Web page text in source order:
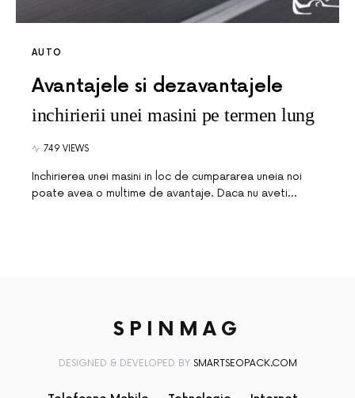
AUTO
Avantajele si dezavantajele
inchirierii unei masini pe termen lung
749 VIEWS
Inchirierea unei masini in loc de cumpararea uneia noi
poate avea o multime de avantaje. Daca nu aveti…
SPINMAG
DESIGNED & DEVELOPED BY SMARTSEOPACK.COM